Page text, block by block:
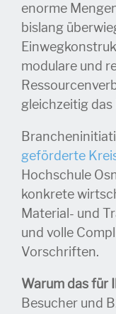
enorme
bislang
modulare und
gleichzeitig
geförderte
Hochschule
konkrete
Material- und
und volle
Vorschriften.
Warum das für
Besucher und